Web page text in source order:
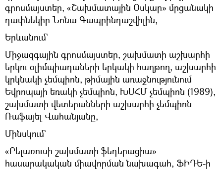
գրոսմայստեր, «Շախմատային Օսկար» մրցանակի
դափնեկիր Նոնա Գապրինդաշվիլին,
Երևանում`
Միջազգային գրոսմայստեր, շախմատի աշխարհի
երկու օլիմպիադաների երկակի հաղթող, աշխարհի
կրկնակի չեմպիոն, թիմային առաջնությունում
Եվրոպայի եռակի չեմպիոն, ԽՍՀՄ չեմպիոն (1989),
շախմատի վետերանների աշխարհի չեմպիոն
Ռաֆայել Վահանյանը,
Մինսկում`
«Բելառուսի շախմատի ֆեդերացիա»
հասարակական միավորման նախագահ, ՖԻԴԵ-ի